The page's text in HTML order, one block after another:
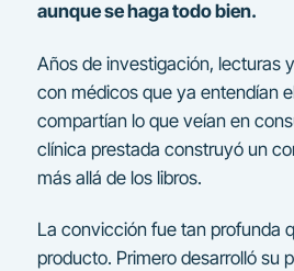
aunque se haga todo bien.
Años de investigación, lecturas
con médicos que ya entendían
compartían lo que veían en
clínica prestada construyó un
más allá de los libros.
La convicción fue tan profunda
producto. Primero desarrolló su